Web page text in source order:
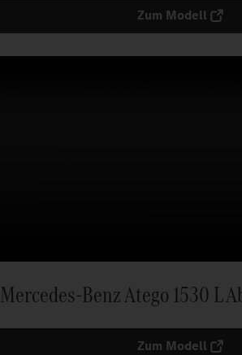
Zum Modell
Mercedes-Benz Atego 1530 L
Zum Modell